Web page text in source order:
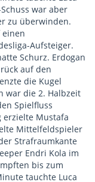
war aber
zu überwinden.
Aufsteiger.
Schurz. Erdogan
auf den
die Kugel
war die 2. Halbzeit
Spielfluss
Mustafa
Mittelfeldspieler
Strafraumkante
Endri Kola im
bis zum
tauchte Luca